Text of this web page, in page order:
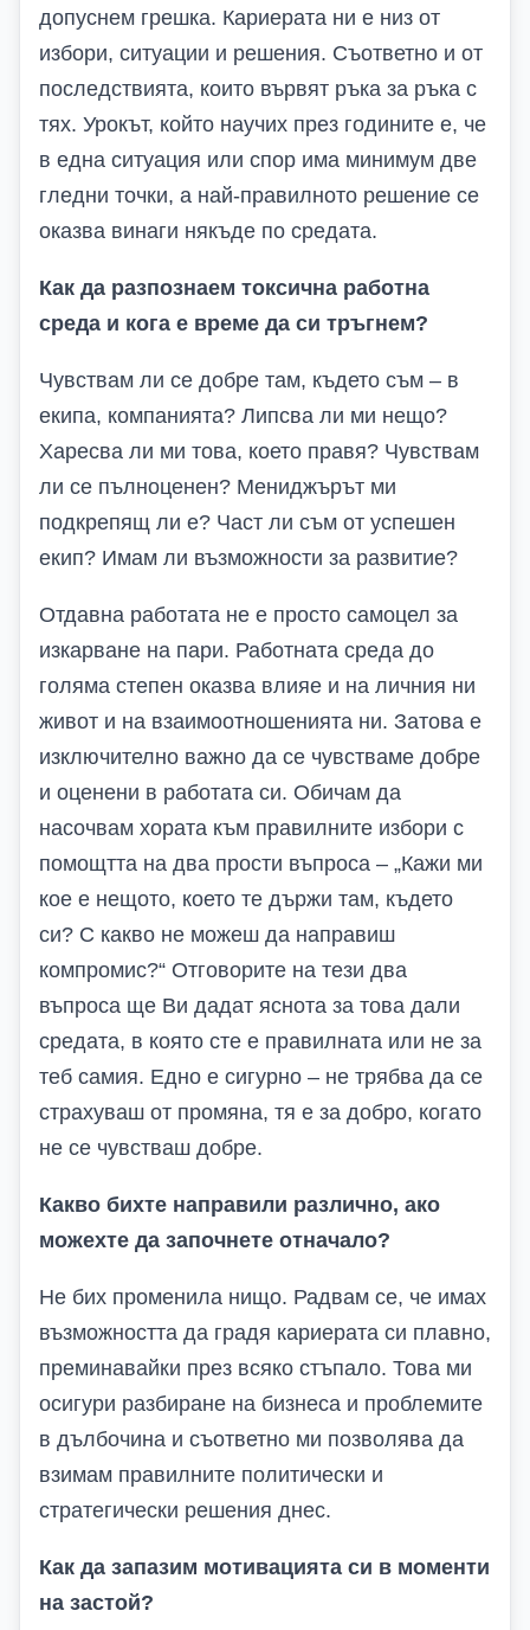
допуснем грешка. Кариерата ни е низ от
избори, ситуации и решения. Съответно и от
последствията, които вървят ръка за ръка с
тях. Урокът, който научих през годините е, че
в една ситуация или спор има минимум две
гледни точки, а най-правилното решение се
оказва винаги някъде по средата.
Как да разпознаем токсична работна
среда и кога е време да си тръгнем?
Чувствам ли се добре там, където съм – в
екипа, компанията? Липсва ли ми нещо?
Харесва ли ми това, което правя? Чувствам
ли се пълноценен? Мениджърът ми
подкрепящ ли е? Част ли съм от успешен
екип? Имам ли възможности за развитие?
Отдавна работата не е просто самоцел за
изкарване на пари. Работната среда до
голяма степен оказва влияе и на личния ни
живот и на взаимоотношенията ни. Затова е
изключително важно да се чувстваме добре
и оценени в работата си. Обичам да
насочвам хората към правилните избори с
помощтта на два прости въпроса – „Кажи ми
кое е нещото, което те държи там, където
си? С какво не можеш да направиш
компромис?“ Отговорите на тези два
въпроса ще Ви дадат яснота за това дали
средата, в която сте е правилната или не за
теб самия. Едно е сигурно – не трябва да се
страхуваш от промяна, тя е за добро, когато
не се чувстваш добре.
Какво бихте направили различно, ако
можехте да започнете отначало?
Не бих променила нищо. Радвам се, че имах
възможността да градя кариерата си плавно,
преминавайки през всяко стъпало. Това ми
осигури разбиране на бизнеса и проблемите
в дълбочина и съответно ми позволява да
взимам правилните политически и
стратегически решения днес.
Как да запазим мотивацията си в моменти
на застой?